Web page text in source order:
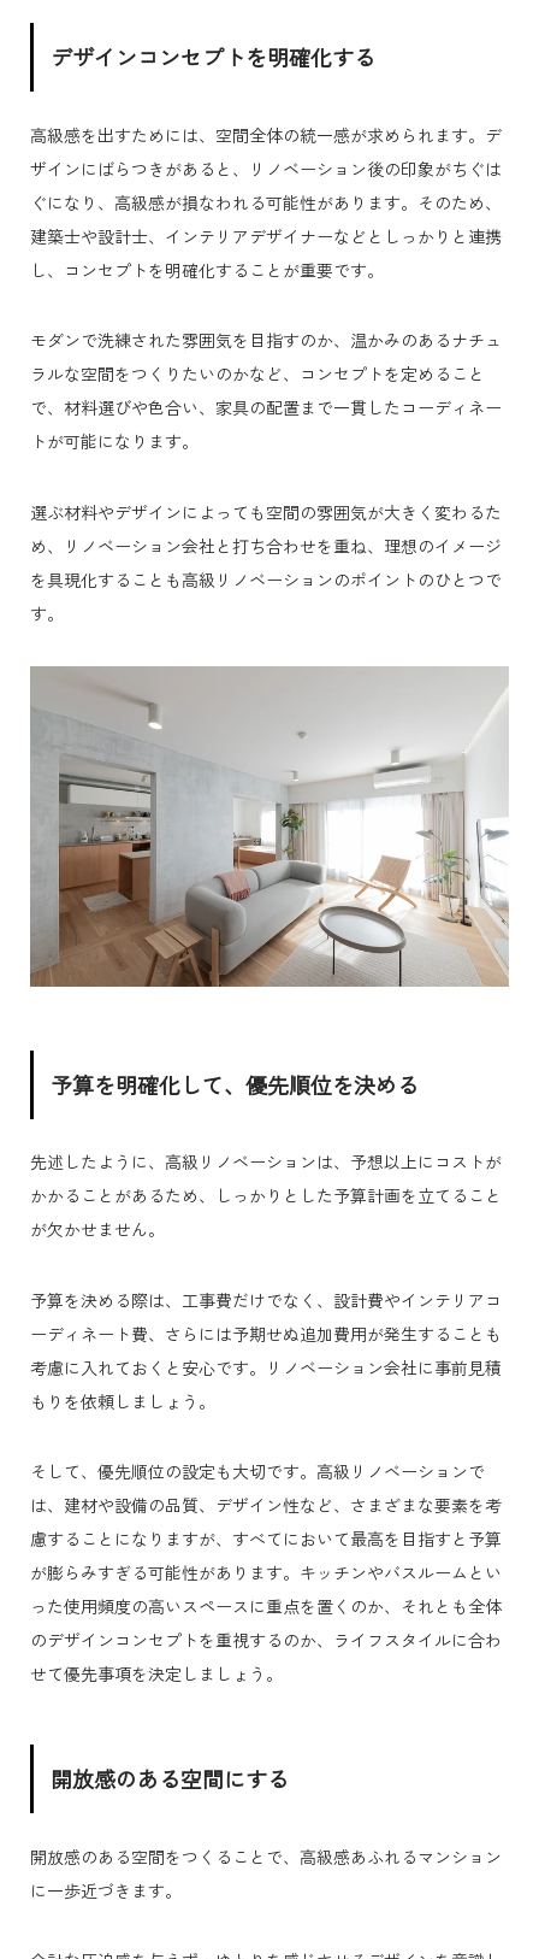
デザインコンセプトを明確化する
高級感を出すためには、空間全体の統一感が求められます。デ
ザインにばらつきがあると、リノベーション後の印象がちぐは
ぐになり、高級感が損なわれる可能性があります。そのため、
建築士や設計士、インテリアデザイナーなどとしっかりと連携
し、コンセプトを明確化することが重要です。
モダンで洗練された雰囲気を目指すのか、温かみのあるナチュ
ラルな空間をつくりたいのかなど、コンセプトを定めること
で、材料選びや色合い、家具の配置まで一貫したコーディネー
トが可能になります。
選ぶ材料やデザインによっても空間の雰囲気が大きく変わるた
め、リノベーション会社と打ち合わせを重ね、理想のイメージ
を具現化することも高級リノベーションのポイントのひとつで
す。
予算を明確化して、優先順位を決める
先述したように、高級リノベーションは、予想以上にコストが
かかることがあるため、しっかりとした予算計画を立てること
が欠かせません。
予算を決める際は、工事費だけでなく、設計費やインテリアコ
ーディネート費、さらには予期せぬ追加費用が発生することも
考慮に入れておくと安心です。リノベーション会社に事前見積
もりを依頼しましょう。
そして、優先順位の設定も大切です。高級リノベーションで
は、建材や設備の品質、デザイン性など、さまざまな要素を考
慮することになりますが、すべてにおいて最高を目指すと予算
が膨らみすぎる可能性があります。キッチンやバスルームとい
った使用頻度の高いスペースに重点を置くのか、それとも全体
のデザインコンセプトを重視するのか、ライフスタイルに合わ
せて優先事項を決定しましょう。
開放感のある空間にする
開放感のある空間をつくることで、高級感あふれるマンション
に一歩近づきます。